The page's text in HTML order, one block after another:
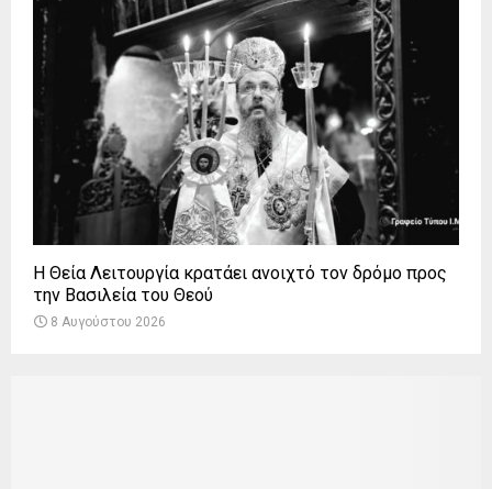
Η Θεία Λειτουργία κρατάει ανοιχτό τον δρόμο προς
την Βασιλεία του Θεού
8 Αυγούστου 2026